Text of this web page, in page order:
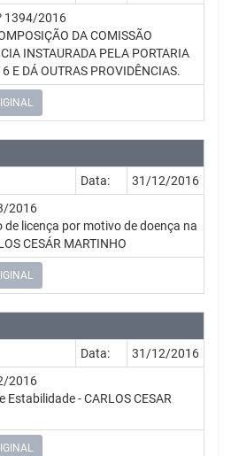
1394/2016
DA COMISSÃO
INSTAURADA PELA PORTARIA
E DÁ OUTRAS PROVIDÊNCIAS.
Data:
31/12/2016
2016
de licença por motivo de doença na
CESÁR MARTINHO
Data:
31/12/2016
2016
Estabilidade - CARLOS CESAR